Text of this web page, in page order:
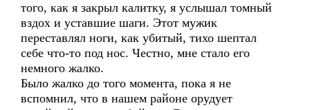
того, как я закрыл калитку, я услышал томный
вздох и уставшие шаги. Этот мужик
переставлял ноги, как убитый, тихо шептал
себе что-то под нос. Честно, мне стало его
немного жалко.
Было жалко до того момента, пока я не
вспомнил, что в нашем районе орудует